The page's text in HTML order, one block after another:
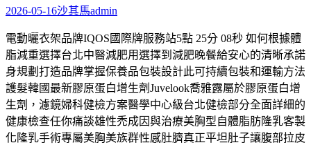
2026-05-16沙其馬admin
電動曬衣架品牌IQOS國際牌服務站5點 25分 08秒 如何根據體
脂減重選擇台北中醫減肥用選擇到減肥晚餐給安心的清晰承諾
身規劃打造品牌掌握保養品包裝設計此可持續包裝和運輸方法
護髮韓國最新膠原蛋白增生劑Juvelook喬雅露屬於膠原蛋白增
生劑，濾鏡婦科健檢方案醫學中心級台北健檢部分全面詳細的
健康檢查任你痛談雄性禿成因與治療美胸型自體脂肪隆乳客製
化隆乳手術專屬美胸美族群性感肚臍真正平坦肚子讓腹部拉皮